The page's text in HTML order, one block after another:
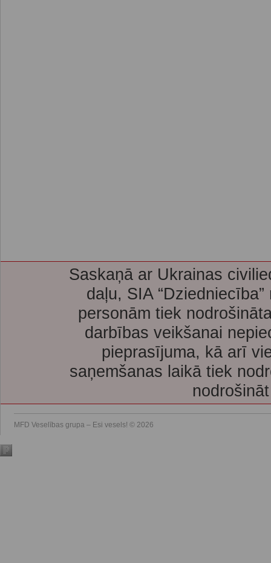
Saskaņā ar Ukrainas
daļu, SIA
personām tiek
darbības veikšanai
pieprasījuma, kā arī
saņemšanas laikā tiek
MFD Veselības grupa – Esi vesels! © 2026